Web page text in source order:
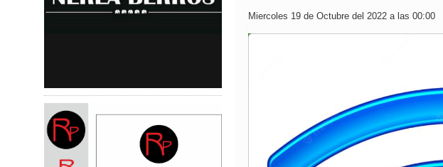
Miercoles 19 de Octubre del 2022 a las 00:00